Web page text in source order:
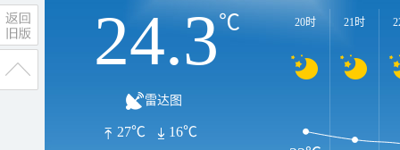
24.3℃
雷达图
27℃ 16℃
20时 21时